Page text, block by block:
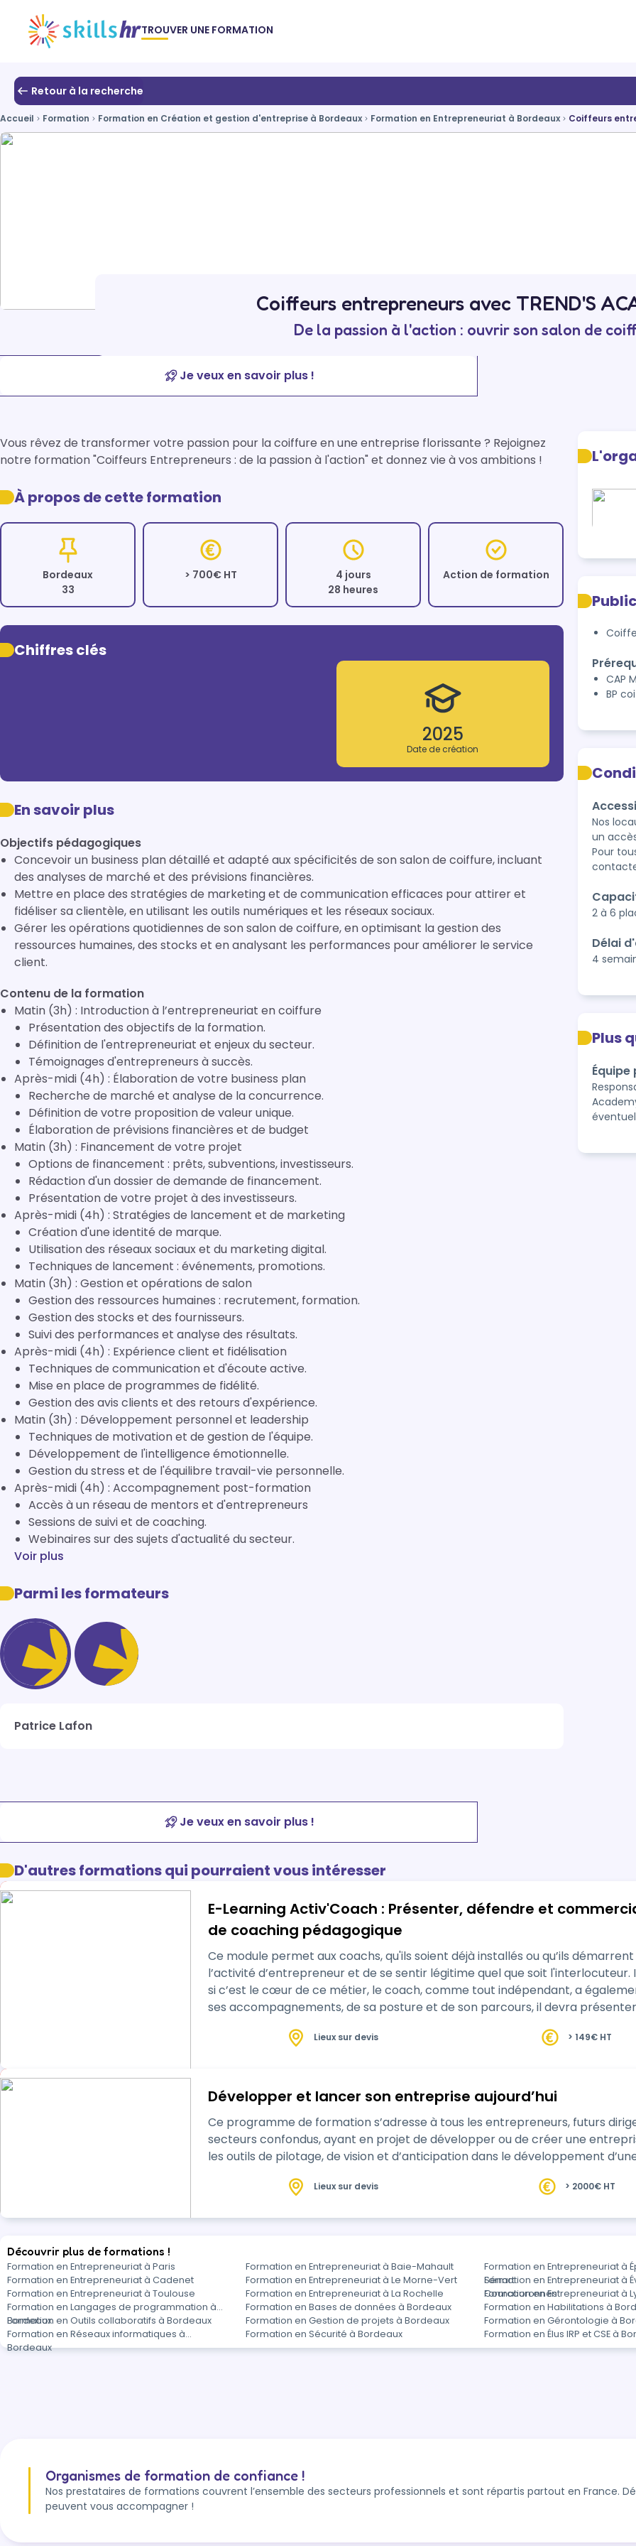
TROUVER UNE FORMATION
Retour à la recherche
Accueil Formation Formation en Création et gestion d'entreprise à Bordeaux Formation en Entrepreneuriat à Bordeaux Coiffeurs
Coiffeurs entrepreneurs avec TREND'S
De la passion à l'action : ouvrir son salon de
Je veux en savoir plus !
Vous rêvez de transformer votre passion pour la coiffure en une entreprise florissante ? Rejoignez
notre formation "Coiffeurs Entrepreneurs : de la passion à l'action" et donnez vie à vos ambitions !
À propos de cette formation
Bordeaux
33
> 700€ HT
4 jours
28 heures
Action de formation
Chiffres clés
2025
Date de création
En savoir plus
Objectifs pédagogiques
Concevoir un business plan détaillé et adapté aux spécificités de son salon de coiffure, incluant
des analyses de marché et des prévisions financières.
Mettre en place des stratégies de marketing et de communication efficaces pour attirer et
fidéliser sa clientèle, en utilisant les outils numériques et les réseaux sociaux.
Gérer les opérations quotidiennes de son salon de coiffure, en optimisant la gestion des
ressources humaines, des stocks et en analysant les performances pour améliorer le service
client.
Contenu de la formation
Matin (3h) : Introduction à l’entrepreneuriat en coiffure
Présentation des objectifs de la formation.
Définition de l'entrepreneuriat et enjeux du secteur.
Témoignages d'entrepreneurs à succès.
Après-midi (4h) : Élaboration de votre business plan
Recherche de marché et analyse de la concurrence.
Définition de votre proposition de valeur unique.
Élaboration de prévisions financières et de budget
Matin (3h) : Financement de votre projet
Options de financement : prêts, subventions, investisseurs.
Rédaction d'un dossier de demande de financement.
Présentation de votre projet à des investisseurs.
Après-midi (4h) : Stratégies de lancement et de marketing
Création d'une identité de marque.
Utilisation des réseaux sociaux et du marketing digital.
Techniques de lancement : événements, promotions.
Matin (3h) : Gestion et opérations de salon
Gestion des ressources humaines : recrutement, formation.
Gestion des stocks et des fournisseurs.
Suivi des performances et analyse des résultats.
Après-midi (4h) : Expérience client et fidélisation
Techniques de communication et d'écoute active.
Mise en place de programmes de fidélité.
Gestion des avis clients et des retours d'expérience.
Matin (3h) : Développement personnel et leadership
Techniques de motivation et de gestion de l'équipe.
Développement de l'intelligence émotionnelle.
Gestion du stress et de l'équilibre travail-vie personnelle.
Après-midi (4h) : Accompagnement post-formation
Accès à un réseau de mentors et d'entrepreneurs
Sessions de suivi et de coaching.
Webinaires sur des sujets d'actualité du secteur.
Voir plus
Parmi les formateurs
Patrice Lafon
CAP
BP
Nos
un
Pour
2 à 6
Délai
4
Plus
Je veux en savoir plus !
D'autres formations qui pourraient vous intéresser
E-Learning Activ'Coach : Présenter, défendre et
de coaching pédagogique
Ce module permet aux coachs, qu'ils soient déjà installés ou qu’ils
l’activité d’entrepreneur et de se sentir légitime quel que soit
si c’est le cœur de ce métier, le coach, comme tout indépendant, a
ses accompagnements, de sa posture et de son parcours, il devra
Lieux sur devis > 149€ HT
Développer et lancer son entreprise aujourd’hui
Ce programme de formation s’adresse à tous les entrepreneurs, futurs
secteurs confondus, ayant en projet de développer ou de créer une
les outils de pilotage, de vision et d’anticipation dans le développement
Lieux sur devis > 2000€ HT
Découvrir plus de formations !
Formation en Entrepreneuriat à Paris Formation en Entrepreneuriat à Baie-Mahault
Formation en Entrepreneuriat à
Sénart
Formation en Entrepreneuriat à Cadenet
Formation en Entrepreneuriat à Le Morne-Vert
Formation en Entrepreneuriat à
Courcouronnes
Formation en Entrepreneuriat à Toulouse
Formation en Entrepreneuriat à La Rochelle Formation en Entrepreneuriat à
Formation en Langages de programmation à
Bordeaux
Formation en Bases de données à Bordeaux Formation en Habilitations à
Formation en Outils collaboratifs à Bordeaux
Formation en Gestion de projets à Bordeaux Formation en Gérontologie à
Formation en Réseaux informatiques à
Bordeaux
Formation en Sécurité à Bordeaux Formation en Élus IRP et CSE à
Organismes de formation de confiance !
Nos prestataires de formations couvrent l’ensemble des secteurs professionnels et sont répartis partout en France.
peuvent vous accompagner !